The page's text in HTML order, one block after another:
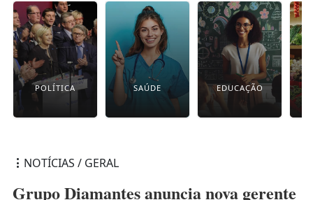
POLÍTICA SAÚDE EDUCAÇÃO
NOTÍCIAS / GERAL
Grupo Diamantes anuncia nova gerente